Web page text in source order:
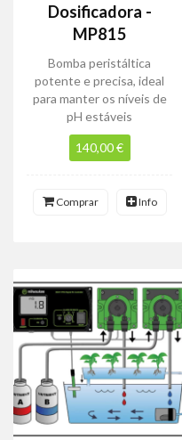
Dosificadora -
MP815
Bomba peristáltica
potente e precisa, ideal
para manter os níveis de
pH estáveis
140,00 €
Comprar Info